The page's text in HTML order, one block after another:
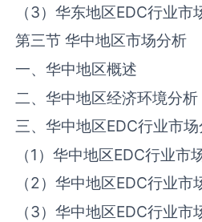
（3）华东地区‌‌EDC‌‌行业市
第三节 华中地区市场分析
一、华中地区概述
二、华中地区经济环境分析
三、华中地区‌‌EDC‌‌行业市
（1）华中地区‌‌EDC‌‌行业市
（2）华中地区‌‌EDC‌‌行业市
（3）华中地区‌‌EDC‌‌行业市